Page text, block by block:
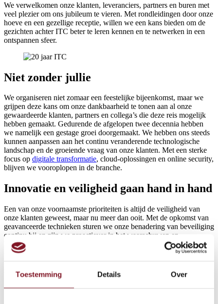
Toestemming Details Over
We verwelkomen onze klanten, leveranciers, partners en buren met
veel plezier om ons jubileum te vieren. Met rondleidingen door onze
hoeve en een gezellige receptie, willen we een kans bieden om de
gezichten achter ITC beter te leren kennen en te netwerken in een
ontspannen sfeer.
Niet zonder jullie
We organiseren niet zomaar een feestelijke bijeenkomst, maar we
grijpen deze kans om onze dankbaarheid te tonen aan al onze
gewaardeerde klanten, partners en collega’s die deze reis mogelijk
hebben gemaakt. Gedurende de afgelopen twee decennia hebben
we namelijk een gestage groei doorgemaakt. We hebben ons steeds
kunnen aanpassen aan het continu veranderende technologische
landschap en de groeiende vraag van onze klanten. Met een sterke
focus op digitale transformatie, cloud-oplossingen en online security,
blijven we vooroplopen in de branche.
Innovatie en veiligheid gaan hand in hand
Een van onze voornaamste prioriteiten is altijd de veiligheid van
onze klanten geweest, maar nu meer dan ooit. Met de opkomst van
geavanceerde technieken sturen we onze benadering van beveiliging
continu bij en zijn we proactiever in het waarschuwen en
beschermen van onze klanten. Artificiële Intelligentie,
cloudoplossingen en digitalisering blijven kerngebieden waar
niet zonder de nodige aandacht voor
Wees onze gast!